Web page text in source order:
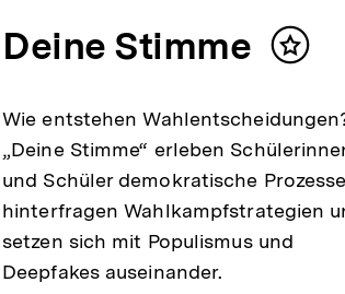
Deine Stimme
Inhalt
Wie entstehen
„Deine Stimme“ erleben
und Schüler demokratische
hinterfragen Wahlkampfstrategien
setzen sich mit Populismus und
Deepfakes auseinander.